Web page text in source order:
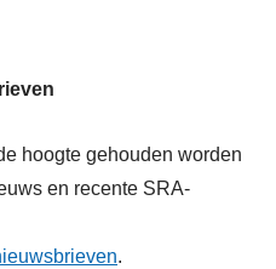
hoogte gehouden worden
en recente SRA-
.